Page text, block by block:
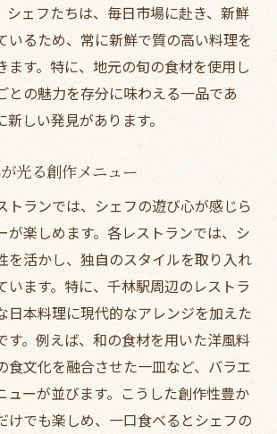
シェフたちは、毎日市場に赴き、新鮮
いるため、常に新鮮で質の高い料理を
ます。特に、地元の旬の食材を使用し
との魅力を存分に味わえる一品であ
しい発見があります。
光る創作メニュー
トランでは、シェフの遊び心が感じら
が楽しめます。各レストランでは、シ
を活かし、独自のスタイルを取り入れ
います。特に、千林駅周辺のレストラ
日本料理に現代的なアレンジを加えた
す。例えば、和の食材を用いた洋風料
食文化を融合させた一皿など、バラエ
ューが並びます。こうした創作性豊か
けでも楽しめ、一口食べるとシェフの